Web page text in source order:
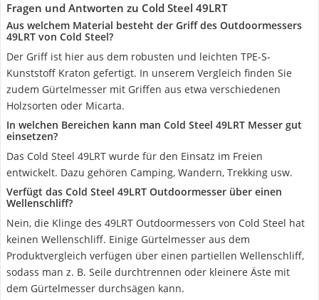
Fragen und Antworten zu Cold Steel 49LRT
Aus welchem Material besteht der Griff des Outdoormessers
49LRT von Cold Steel?
Der Griff ist hier aus dem robusten und leichten TPE-S-
Kunststoff Kraton gefertigt. In unserem Vergleich finden Sie
zudem Gürtelmesser mit Griffen aus etwa verschiedenen
Holzsorten oder Micarta.
In welchen Bereichen kann man Cold Steel 49LRT Messer gut
einsetzen?
Das Cold Steel 49LRT wurde für den Einsatz im Freien
entwickelt. Dazu gehören Camping, Wandern, Trekking usw.
Verfügt das Cold Steel 49LRT Outdoormesser über einen
Wellenschliff?
Nein, die Klinge des 49LRT Outdoormessers von Cold Steel hat
keinen Wellenschliff. Einige Gürtelmesser aus dem
Produktvergleich verfügen über einen partiellen Wellenschliff,
sodass man z. B. Seile durchtrennen oder kleinere Äste mit
dem Gürtelmesser durchsägen kann.